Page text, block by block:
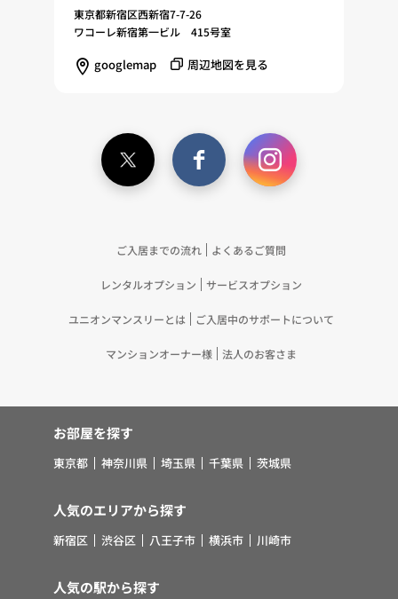
事業者（以下「提携事業者等」といいます。）が既
に保有する個人情報と当社から取得する個人情報を
突合して、お客様の当ウェブサイトの利用履歴等の
調査・分析、広告の効果測定およびその結果を利用
（11）本ポリシーへの同意に基づき、提携事業者等
が取得する個人情報の提供を受け、当社が既に有し
ている個人情報を突合して「4.利用目的について」
の提供を受け、当社が既に有している個人情報を突
るため（13）上記(1)～(12)に付随するアフターサ
ービス、マーケティング活動、お問い合わせ対応お
5.お客様・オーナー様の個人情報の第三者への提
ん。 ①法令に基づく場合 ②人の生命、身体また
は財産の保護のために必要がある場合であって、お
生の向上または児童の健全な育成の推進のために特
に必要がある場合であって、お客様の同意を得るこ
とが困難であるとき ④国の機関若しくは地方公共
を遂行することに対して協力する必要がある場合で
東京都新宿区西新宿7-7-26
ワコーレ新宿第一ビル 415号室
googlemap 周辺地図を見る
ご入居までの流れ よくあるご質問
レンタルオプション サービスオプション
ユニオンマンスリーとは ご入居中のサポートについて
マンションオーナー様 法人のお客さま
お部屋を探す
東京都 神奈川県 埼玉県 千葉県 茨城県
人気のエリアから探す
新宿区 渋谷区 八王子市 横浜市 川崎市
人気の駅から探す